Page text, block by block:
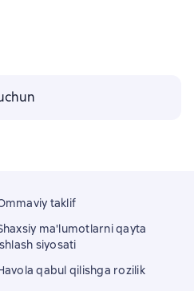
taklif
ma'lumotlarni qayta
siyosati
qabul qilishga rozilik